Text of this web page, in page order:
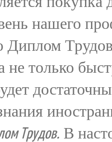
нашего
только
Трудов. В